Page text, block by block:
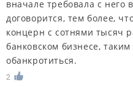
вначале требовала с него
договорится, тем более,
концерн с сотнями тысяч
банковском бизнесе,
обанкротиться.
2